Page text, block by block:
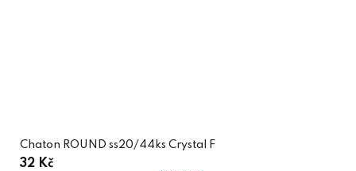
Chaton ROUND ss20/44ks Crystal F
32 Kč